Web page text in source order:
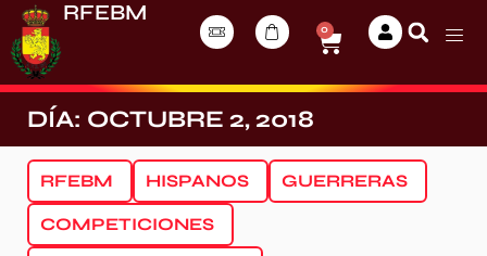
RFEBM
0
DÍA: OCTUBRE 2, 2018
RFEBM HISPANOS GUERRERAS
COMPETICIONES